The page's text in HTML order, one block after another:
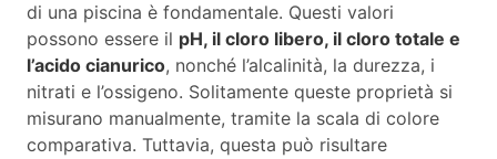
di una piscina è fondamentale. Questi valori
possono essere il pH, il cloro libero, il cloro totale e
l’acido cianurico, nonché l’alcalinità, la durezza, i
nitrati e l’ossigeno. Solitamente queste proprietà si
misurano manualmente, tramite la scala di colore
comparativa. Tuttavia, questa può risultare